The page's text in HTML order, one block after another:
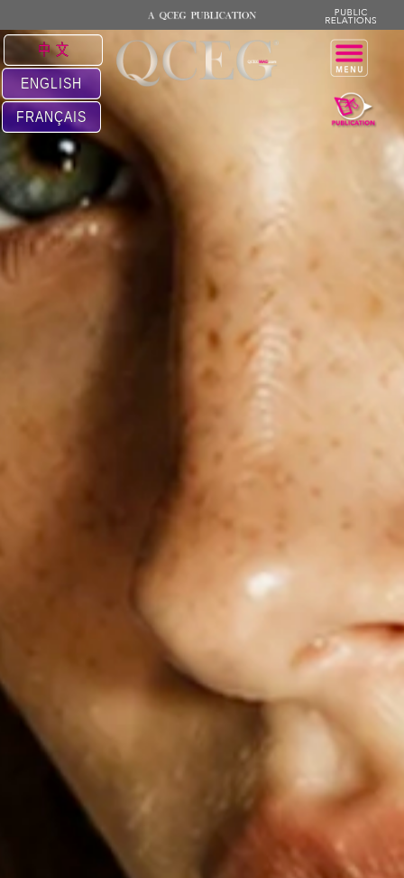
中 文
ENGLISH
FRANÇAIS